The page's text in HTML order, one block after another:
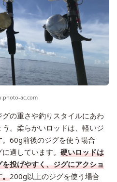
ac.com
の重さや釣りスタイルにあわ
。柔らかいロッドは、軽いジ
60g前後のジグを使う場合
適しています。 硬いロッドは
投げやすく、ジグにアクショ
。200g以上のジグを使う場合